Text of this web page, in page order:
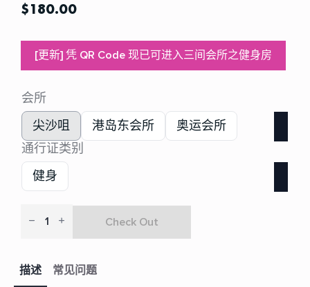
$180.00
[更新] 凭 QR Code 现已可进入三间会所之健身房
会所
尖沙咀
港岛东会所
奥运会所
通行证类别
健身
Day
Pass
Check Out
描述 常见问题